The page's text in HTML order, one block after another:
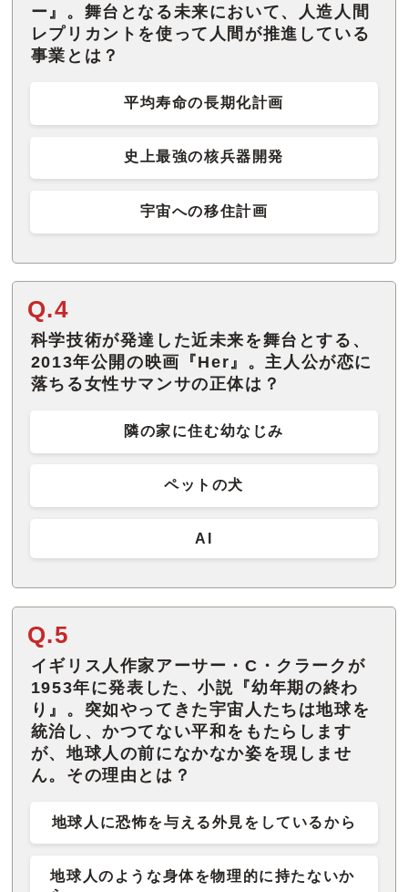
ー』。舞台となる未来において、人造人間
レプリカントを使って人間が推進している
事業とは？
平均寿命の長期化計画
史上最強の核兵器開発
宇宙への移住計画
Q.4
科学技術が発達した近未来を舞台とする、
2013年公開の映画『Her』。主人公が恋に
落ちる女性サマンサの正体は？
隣の家に住む幼なじみ
ペットの犬
AI
Q.5
イギリス人作家アーサー・C・クラークが
1953年に発表した、小説『幼年期の終わ
り』。突如やってきた宇宙人たちは地球を
統治し、かつてない平和をもたらします
が、地球人の前になかなか姿を現しませ
ん。その理由とは？
地球人に恐怖を与える外見をしているから
地球人のような身体を物理的に持たないか